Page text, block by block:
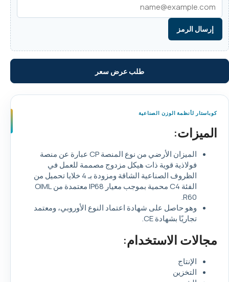
إرسال الرمز
طلب عرض سعر
كوباستار لأنظمة الوزن الصناعية
الميزات:
الميزان الأرضي من نوع المنصة CP عبارة عن منصة
فولاذية قوية ذات هيكل مزدوج مصممة للعمل في
الظروف الصناعية الشاقة ومزودة بـ 4 خلايا تحميل من
الفئة C4 محمية بموجب معيار IP68 معتمدة من OIML
R60.
وهو حاصل على شهادة اعتماد النوع الأوروبي، ومعتمد
تجاريًا بشهادة CE.
مجالات الاستخدام:
الإنتاج
التخزين